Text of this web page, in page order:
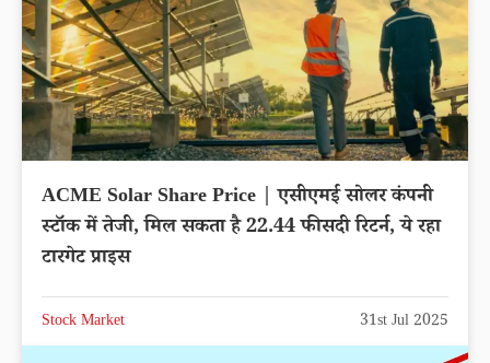
ACME Solar Share Price | एसीएमई सोलर कंपनी
स्टॉक में तेजी, मिल सकता है 22.44 फीसदी रिटर्न, ये रहा
टारगेट प्राइस
Stock Market 31st Jul 2025